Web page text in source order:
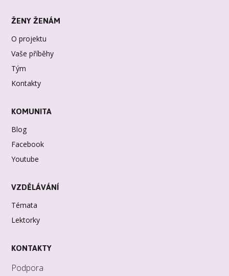
ŽENY ŽENÁM
O projektu
Vaše příběhy
Tým
Kontakty
KOMUNITA
Blog
Facebook
Youtube
VZDĚLÁVÁNÍ
Témata
Lektorky
KONTAKTY
Podpora